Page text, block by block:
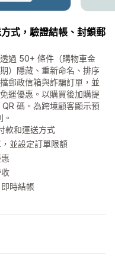
式，驗證結帳、封鎖郵
過 50+ 條件（購物車金
）隱藏、重新命名、排序
郵政信箱與詐騙訂單，並
運優惠。以購買後加購提
碼。為跨境顧客顯示預
款和運送方式
並設定訂單限額
時結帳